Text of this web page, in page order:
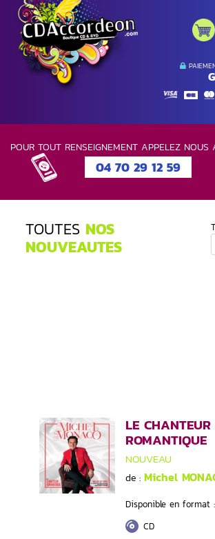
POUR TOUT RENSEIGNEMENT APPELEZ NOUS
04 70 29 12 59
TOUTES NOS
NOUVEAUTES
LE CHANTEUR
ROMANTIQUE
NOUVEAU
de : Michel
Disponible en format :
CD